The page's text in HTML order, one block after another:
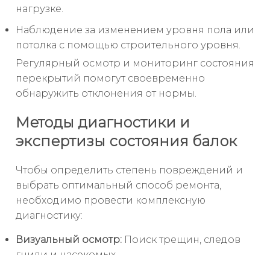
нагрузке.
Наблюдение за изменением уровня пола или
потолка с помощью строительного уровня.
Регулярный осмотр и мониторинг состояния
перекрытий помогут своевременно
обнаружить отклонения от нормы.
Методы диагностики и
экспертизы состояния балок
Чтобы определить степень повреждений и
выбрать оптимальный способ ремонта,
необходимо провести комплексную
диагностику:
Визуальный осмотр: Поиск трещин, следов